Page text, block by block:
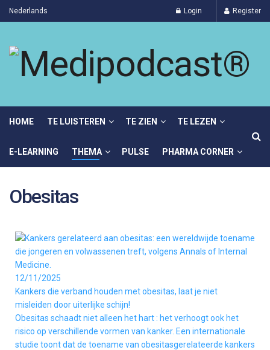
Nederlands Login Register
HOME TE LUISTEREN TE ZIEN TE LEZEN
E-LEARNING THEMA PULSE PHARMA CORNER
Obesitas
12/11/2025
Kankers die verband houden met obesitas, laat je niet
misleiden door uiterlijke schijn!
Obesitas schaadt niet alleen het hart : het verhoogt ook het
risico op verschillende vormen van kanker. Een internationale
studie toont dat de toename van obesitasgerelateerde kankers